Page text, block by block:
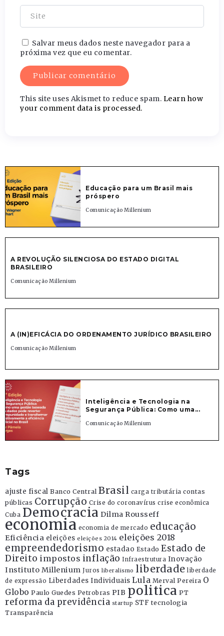
Salvar meus dados neste navegador para a
próxima vez que eu comentar.
This site uses Akismet to reduce spam. Learn how
your comment data is processed.
Educação para um Brasil mais
próspero
Comunicação Millenium
A REVOLUÇÃO SILENCIOSA DO ESTADO DIGITAL
BRASILEIRO
Comunicação Millenium
A (IN)EFICÁCIA DO ORDENAMENTO JURÍDICO BRASILEIRO
Comunicação Millenium
Inteligência e Tecnologia na
Segurança Pública: Como uma...
Comunicação Millenium
Tags
ajuste fiscal Banco Central Brasil carga tributária contas
públicas Corrupção Crise do coronavírus crise econômica
Cuba Democracia Dilma Rousseff
economia economia de mercado educação
Eficiência eleições eleições 2014 eleições 2018
empreendedorismo estadao Estado Estado de
Direito impostos inflação Infraestrutura Inovação
Instituto Millenium Juros liberalismo liberdade liberdade
de expressão Liberdades Individuais Lula Merval Pereira O
Globo Paulo Guedes Petrobras PIB politica PT
reforma da previdência startup STF tecnologia
Transparência